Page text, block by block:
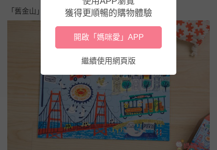
「舊金山」
獲得更順暢的購物體驗
開啟「媽咪愛」APP
繼續使用網頁版